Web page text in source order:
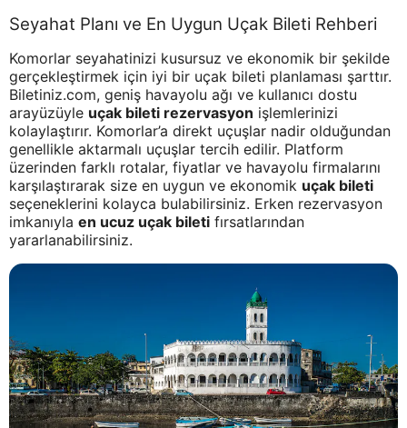
Seyahat Planı ve En Uygun Uçak Bileti Rehberi
Komorlar seyahatinizi kusursuz ve ekonomik bir şekilde
gerçekleştirmek için iyi bir uçak bileti planlaması şarttır.
Biletiniz.com, geniş havayolu ağı ve kullanıcı dostu
arayüzüyle uçak bileti rezervasyon işlemlerinizi
kolaylaştırır. Komorlar’a direkt uçuşlar nadir olduğundan
genellikle aktarmalı uçuşlar tercih edilir. Platform
üzerinden farklı rotalar, fiyatlar ve havayolu firmalarını
karşılaştırarak size en uygun ve ekonomik uçak bileti
seçeneklerini kolayca bulabilirsiniz. Erken rezervasyon
imkanıyla en ucuz uçak bileti fırsatlarından
yararlanabilirsiniz.